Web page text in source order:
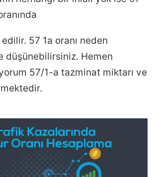
57 1a oranı neden
düşünebilirsiniz. Hemen
57/1-a tazminat miktarı ve